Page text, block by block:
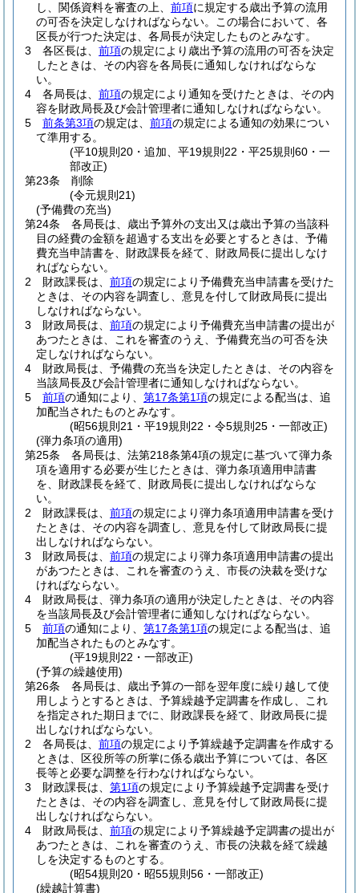
し、関係資料を審査の上、 前項に規定する歳出予算の流用
の可否を決定しなければならない。
この場合において、各
区長が行つた決定は、各局長が決定したものとみなす。
3
各区長は、 前項の規定により歳出予算の流用の可否を決定
したときは、その内容を各局長に通知しなければならな
い。
4
各局長は、 前項の規定により通知を受けたときは、その内
容を財政局長及び会計管理者に通知しなければならない。
5
前条第3項の規定は、 前項の規定による通知の効果につい
て準用する。
(平10規則20・追加、平19規則22・平25規則60・一
部改正)
第23条
削除
(令元規則21)
(予備費の充当)
第24条
各局長は、歳出予算外の支出又は歳出予算の当該科
目の経費の金額を超過する支出を必要とするときは、予備
費充当申請書を、財政課長を経て、財政局長に提出しなけ
ればならない。
2
財政課長は、 前項の規定により予備費充当申請書を受けた
ときは、その内容を調査し、意見を付して財政局長に提出
しなければならない。
3
財政局長は、 前項の規定により予備費充当申請書の提出が
あつたときは、これを審査のうえ、予備費充当の可否を決
定しなければならない。
4
財政局長は、予備費の充当を決定したときは、その内容を
当該局長及び会計管理者に通知しなければならない。
5
前項の通知により、 第17条第1項の規定による配当は、追
加配当されたものとみなす。
(昭56規則21・平19規則22・令5規則25・一部改正)
(弾力条項の適用)
第25条
各局長は、法第218条第4項の規定に基づいて弾力条
項を適用する必要が生じたときは、弾力条項適用申請書
を、財政課長を経て、財政局長に提出しなければならな
い。
2
財政課長は、 前項の規定により弾力条項適用申請書を受け
たときは、その内容を調査し、意見を付して財政局長に提
出しなければならない。
3
財政局長は、 前項の規定により弾力条項適用申請書の提出
があつたときは、これを審査のうえ、市長の決裁を受けな
ければならない。
4
財政局長は、弾力条項の適用が決定したときは、その内容
を当該局長及び会計管理者に通知しなければならない。
5
前項の通知により、 第17条第1項の規定による配当は、追
加配当されたものとみなす。
(平19規則22・一部改正)
(予算の繰越使用)
第26条
各局長は、歳出予算の一部を翌年度に繰り越して使
用しようとするときは、予算繰越予定調書を作成し、これ
を指定された期日までに、財政課長を経て、財政局長に提
出しなければならない。
2
各局長は、 前項の規定により予算繰越予定調書を作成する
ときは、区役所等の所掌に係る歳出予算については、各区
長等と必要な調整を行わなければならない。
3
財政課長は、 第1項の規定により予算繰越予定調書を受け
たときは、その内容を調査し、意見を付して財政局長に提
出しなければならない。
4
財政局長は、 前項の規定により予算繰越予定調書の提出が
あつたときは、これを審査のうえ、市長の決裁を経て繰越
しを決定するものとする。
(昭54規則20・昭55規則56・一部改正)
(繰越計算書)